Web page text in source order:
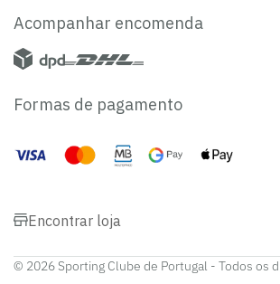
Acompanhar encomenda
Formas de pagamento
Encontrar loja
© 2026 Sporting Clube de Portugal - Todos os